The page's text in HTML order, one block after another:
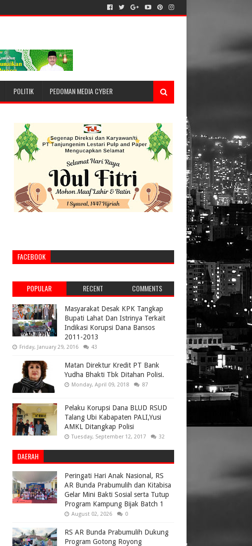
POLITIK PEDOMAN MEDIA CYBER
FACEBOOK
POPULAR RECENT COMMENTS
Masyarakat Desak KPK Tangkap
Bupati Lahat Dan Istrinya Terkait
Indikasi Korupsi Dana Bansos
2011-2013
Friday, January 29, 2016 43
Matan Direktur Kredit PT Bank
Yudha Bhakti Tbk Ditahan Polisi.
Monday, April 09, 2018 87
Pelaku Korupsi Dana BLUD RSUD
Talang Ubi Kabapaten PALI,Yusi
AMKL Ditangkap Polisi
Tuesday, September 12, 2017 32
DAERAH
Peringati Hari Anak Nasional, RS
AR Bunda Prabumulih dan Kitabisa
Gelar Mini Bakti Sosial serta Tutup
Program Kampung Bijak Batch 1
August 02, 2026 0
RS AR Bunda Prabumulih Dukung
Program Gotong Royong